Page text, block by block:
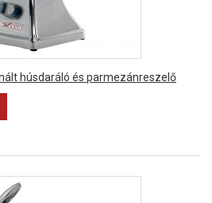
húsdaráló és parmezánreszelő